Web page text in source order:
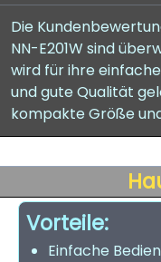
Die
NN-E201W sind
wird für ihre
und gute Qualität
kompakte Größe
Vorteile:
Einfache